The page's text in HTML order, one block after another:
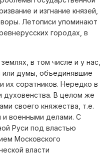
и изгнание князей,
Летописи упоминают
городах, в
в том числе и у нас,
или думы, объединявшие
их соратников. Нередко в
духовенства. В целом же
своего княжества, т.е.
и военными делами. С
Руси под властью
Московского
власти